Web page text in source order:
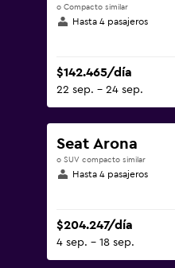
o Compacto similar
Hasta 4 pasajeros
$142.465/día
22 sep. - 24 sep.
Seat Arona
o SUV compacto similar
Hasta 4 pasajeros
$204.247/día
4 sep. - 18 sep.